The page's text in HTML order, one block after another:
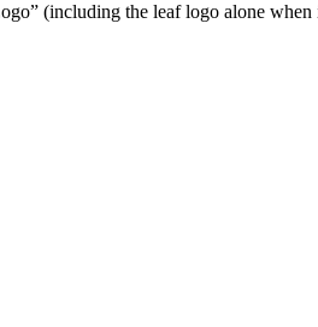
the leaf logo alone when it